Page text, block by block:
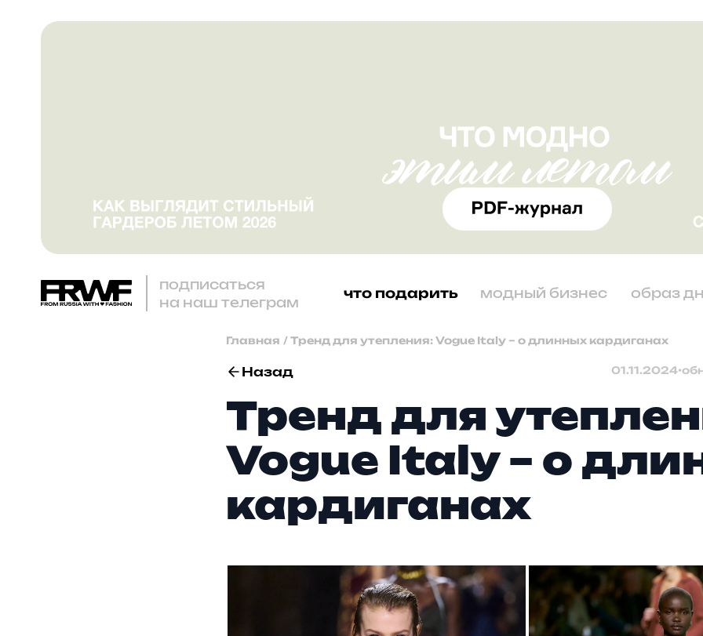
подписаться
на наш телеграм
что подарить модный бизнес образ
Главная / Тренд для утепления: Vogue Italy – о длинных кардиганах
Назад 01.11.2024•
Тренд для
Vogue Italy – о
кардиганах